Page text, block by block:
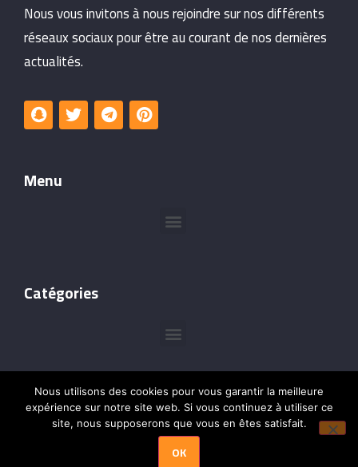
Nous vous invitons à nous rejoindre sur nos différents
réseaux sociaux pour être au courant de nos dernières
actualités.
Menu
Catégories
Leçons de Cadres
– Tous droits
Nous utilisons des cookies pour vous garantir la meilleure
expérience sur notre site web. Si vous continuez à utiliser ce
site, nous supposerons que vous en êtes satisfait.
OK